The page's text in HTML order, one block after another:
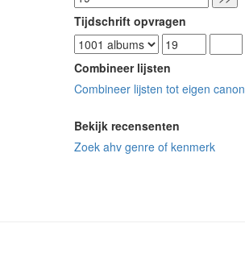
Tijdschrift opvragen
Combineer lijsten
Combineer lijsten tot eigen canon
Bekijk recensenten
Zoek ahv genre of kenmerk